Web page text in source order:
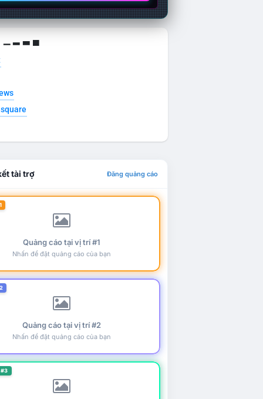
▁ ▂ ▃ ▄
tài trợ Đăng quảng cáo
Quảng cáo tại vị trí #1
Nhấn để đặt quảng cáo của bạn
Quảng cáo tại vị trí #2
Nhấn để đặt quảng cáo của bạn